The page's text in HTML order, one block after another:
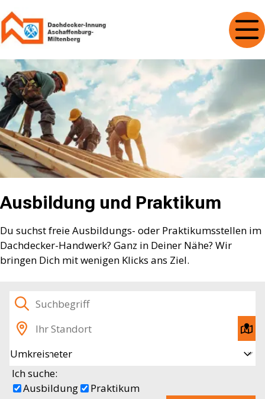
Ausbildung und Praktikum
Du suchst freie Ausbildungs- oder Praktikumsstellen im
Dachdecker-Handwerk? Ganz in Deiner Nähe? Wir
bringen Dich mit wenigen Klicks ans Ziel.
Suchbegriff
Standort
Umkreis
Ich suche:
Ausbildung
Praktikum